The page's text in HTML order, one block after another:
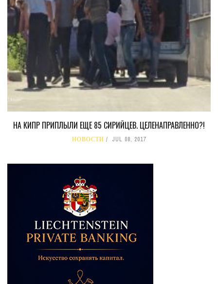
НА КИПР ПРИПЛЫЛИ ЕЩЕ 85 СИРИЙЦЕВ. ЦЕЛЕНАПРАВЛЕННО?!
НОВОСТИ JUL 08, 2017